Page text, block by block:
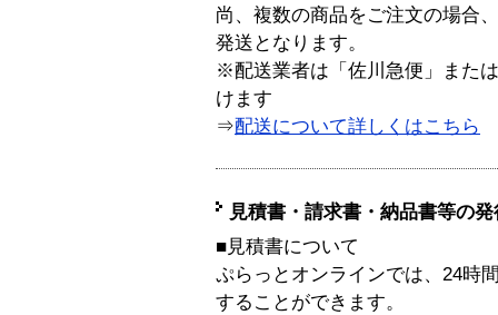
尚、複数の商品をご注文の場合
発送となります。
※配送業者は「佐川急便」また
けます
⇒配送について詳しくはこちら
見積書・請求書・納品書等の
■見積書について
ぷらっとオンラインでは、24時
することができます。